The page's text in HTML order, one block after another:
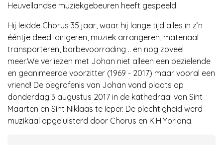
Heuvellandse muziekgebeuren heeft gespeeld.
Hij leidde Chorus 35 jaar, waar hij lange tijd alles in z’n
ééntje deed: dirigeren, muziek arrangeren, materiaal
transporteren, barbevoorrading .. en nog zoveel
meer.We verliezen met Johan niet alleen een bezielende
en geanimeerde voorzitter (1969 - 2017) maar vooral een
vriend! De begrafenis van Johan vond plaats op
donderdag 3 augustus 2017 in de kathedraal van Sint
Maarten en Sint Niklaas te Ieper. De plechtigheid werd
muzikaal opgeluisterd door Chorus en K.H.Ypriana.